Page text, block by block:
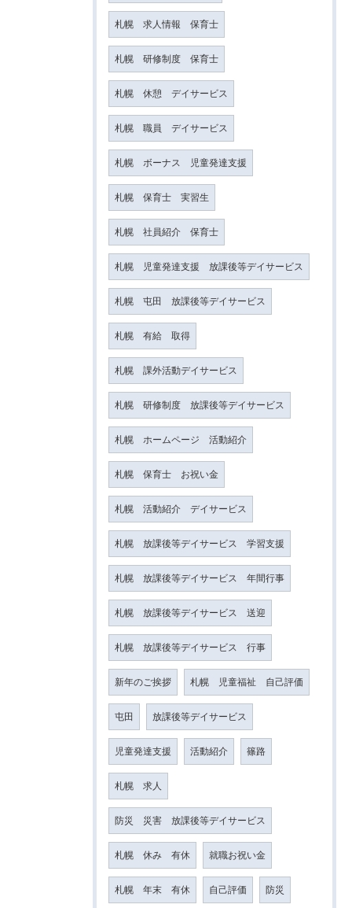
札幌 求人情報 保育士
札幌 研修制度 保育士
札幌 休憩 デイサービス
札幌 職員 デイサービス
札幌 ボーナス 児童発達支援
札幌 保育士 実習生
札幌 社員紹介 保育士
札幌 児童発達支援 放課後等デイサービス
札幌 屯田 放課後等デイサービス
札幌 有給 取得
札幌 課外活動デイサービス
札幌 研修制度 放課後等デイサービス
札幌 ホームページ 活動紹介
札幌 保育士 お祝い金
札幌 活動紹介 デイサービス
札幌 放課後等デイサービス 学習支援
札幌 放課後等デイサービス 年間行事
札幌 放課後等デイサービス 送迎
札幌 放課後等デイサービス 行事
新年のご挨拶 札幌 児童福祉 自己評価
屯田 放課後等デイサービス
児童発達支援 活動紹介 篠路
札幌 求人
防災 災害 放課後等デイサービス
札幌 休み 有休 就職お祝い金
札幌 年末 有休 自己評価 防災